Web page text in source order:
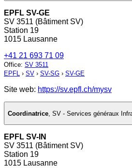
EPFL SV-GE
SV 3511 (Bâtiment SV)
Station 19
1015 Lausanne
+41 21 693 71 09
Office: SV 3511
EPFL › SV › SV-SG › SV-GE
Site web: https://sv.epfl.ch/mysv
Coordinatrice SV - Services généraux
EPFL SV-IN
SV 3511 (Bâtiment SV)
Station 19
1015 Lausanne